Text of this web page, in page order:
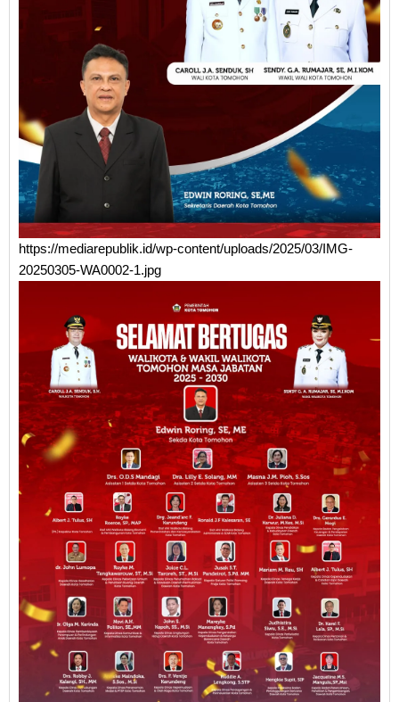
https://mediarepublik.id/wp-content/uploads/2025/03/IMG-
20250305-WA0002-1.jpg